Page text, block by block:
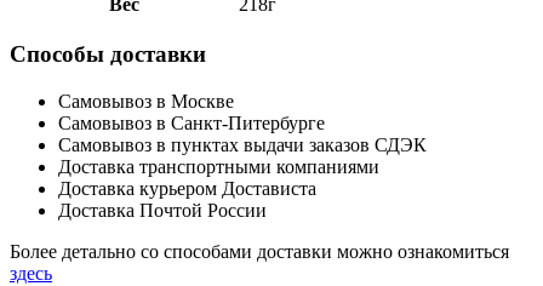
Способы доставки
Самовывоз в Москве
Самовывоз в Санкт-Питербурге
Самовывоз в пунктах выдачи заказов СДЭК
Доставка транспортными компаниями
Доставка курьером Достависта
Доставка Почтой России
Более детально со способами доставки можно ознакомиться
здесь